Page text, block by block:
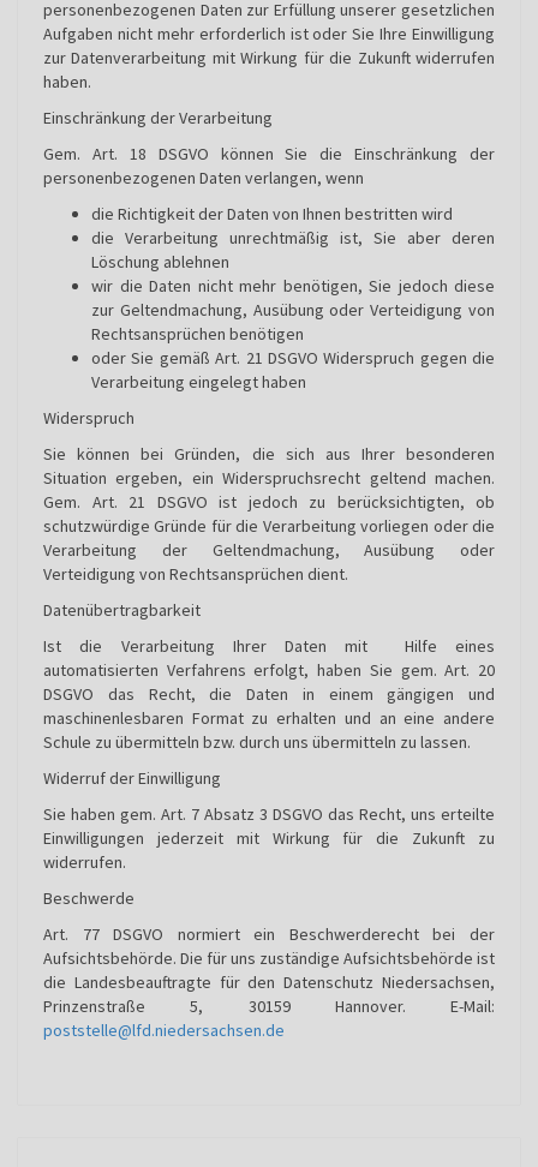
personenbezogenen Daten zur Erfüllung unserer gesetzlichen
Aufgaben nicht mehr erforderlich ist oder Sie Ihre Einwilligung
zur Datenverarbeitung mit Wirkung für die Zukunft widerrufen
haben.
Einschränkung der Verarbeitung
Gem. Art. 18 DSGVO können Sie die Einschränkung der
personenbezogenen Daten verlangen, wenn
die Richtigkeit der Daten von Ihnen bestritten wird
die Verarbeitung unrechtmäßig ist, Sie aber deren
Löschung ablehnen
wir die Daten nicht mehr benötigen, Sie jedoch diese
zur Geltendmachung, Ausübung oder Verteidigung von
Rechtsansprüchen benötigen
oder Sie gemäß Art. 21 DSGVO Widerspruch gegen die
Verarbeitung eingelegt haben
Widerspruch
Sie können bei Gründen, die sich aus Ihrer besonderen
Situation ergeben, ein Widerspruchsrecht geltend machen.
Gem. Art. 21 DSGVO ist jedoch zu berücksichtigten, ob
schutzwürdige Gründe für die Verarbeitung vorliegen oder die
Verarbeitung der Geltendmachung, Ausübung oder
Verteidigung von Rechtsansprüchen dient.
Datenübertragbarkeit
Ist die Verarbeitung Ihrer Daten mit Hilfe eines
automatisierten Verfahrens erfolgt, haben Sie gem. Art. 20
DSGVO das Recht, die Daten in einem gängigen und
maschinenlesbaren Format zu erhalten und an eine andere
Schule zu übermitteln bzw. durch uns übermitteln zu lassen.
Widerruf der Einwilligung
Sie haben gem. Art. 7 Absatz 3 DSGVO das Recht, uns erteilte
Einwilligungen jederzeit mit Wirkung für die Zukunft zu
widerrufen.
Beschwerde
Art. 77 DSGVO normiert ein Beschwerderecht bei der
Aufsichtsbehörde. Die für uns zuständige Aufsichtsbehörde ist
die Landesbeauftragte für den Datenschutz Niedersachsen,
Prinzenstraße 5, 30159 Hannover. E-Mail:
poststelle@lfd.niedersachsen.de